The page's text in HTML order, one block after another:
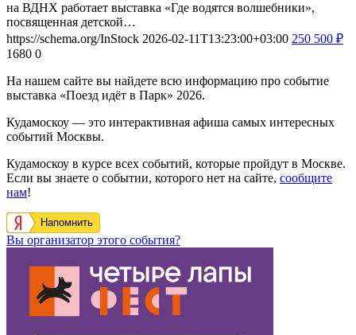
на ВДНХ работает выставка «Где водятся волшебники»,
посвященная детской…
https://schema.org/InStock 2026-02-11T13:23:00+03:00 250 500 ₽
1680 0
На нашем сайте вы найдете всю информацию про событие
выставка «Поезд идёт в Парк» 2026.
Кудамоскоу — это интерактивная афиша самых интересных
событий Москвы.
Кудамоскоу в курсе всех событий, которые пройдут в Москве.
Если вы знаете о событии, которого нет на сайте, сообщите
нам!
Напомнить
Вы организатор этого события?